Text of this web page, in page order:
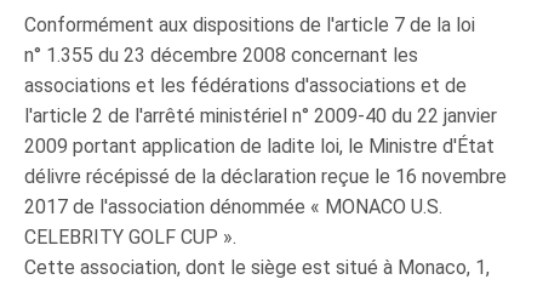
Conformément aux dispositions de l'article 7 de la loi
n° 1.355 du 23 décembre 2008 concernant les
associations et les fédérations d'associations et de
l'article 2 de l'arrêté ministériel n° 2009-40 du 22 janvier
2009 portant application de ladite loi, le Ministre d'État
délivre récépissé de la déclaration reçue le 16 novembre
2017 de l'association dénommée « MONACO U.S.
CELEBRITY GOLF CUP ».
Cette association, dont le siège est situé à Monaco, 1,